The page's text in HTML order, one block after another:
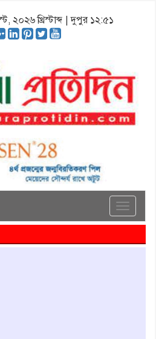
খ্রিস্টাব্দ | দুপুর ১২:৫১
Toggle